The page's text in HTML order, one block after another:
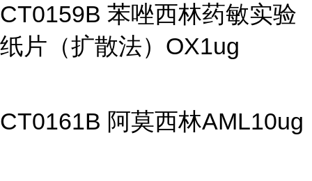
CT0159B 苯唑西林药敏实验
纸片（扩散法）OX1ug
CT0161B 阿莫西林AML10ug